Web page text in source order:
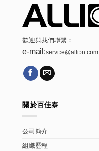
歡迎與我們聯繫：
e-mail:service@allion.com
關於百佳泰
公司簡介
組織歷程